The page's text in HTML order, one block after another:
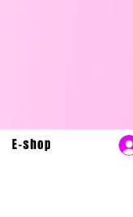
E-shop